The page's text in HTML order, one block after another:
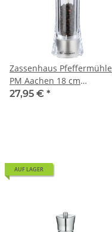
Zassenhaus Pfeffermühle
PM Aachen 18 cm
Edelstahl/Acryl
27,95 € *
AUF LAGER